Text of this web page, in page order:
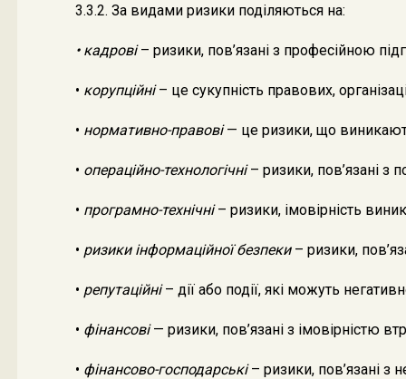
3.3.2. За видами ризики поділяються на:
• кадрові– ризики, пов’язані з професійною
• корупційні– це сукупність правових,
• нормативно-правові— це ризики, що виникають
• операційно-технологічні– ризики, пов’язані з
• програмно-технічні– ризики, імовірність
• ризики інформаційної безпеки– ризики,
• репутаційні– дії або події, які можуть
• фінансові— ризики, пов’язані з імовірністю
• фінансово-господарські– ризики, пов’язані з